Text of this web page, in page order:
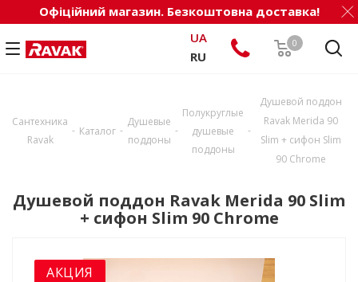
Офіційний магазин. Безкоштовна доставка!
0
UA
RU
Сантехника
Ravak
- Каталог -
Душевые
поддоны
-
Полукруглые
душевые
поддоны
-
Душевой поддон
Ravak Merida 90
Slim + сифон Slim
90 Chrome
Душевой поддон Ravak Merida 90 Slim
+ сифон Slim 90 Chrome
АКЦИЯ